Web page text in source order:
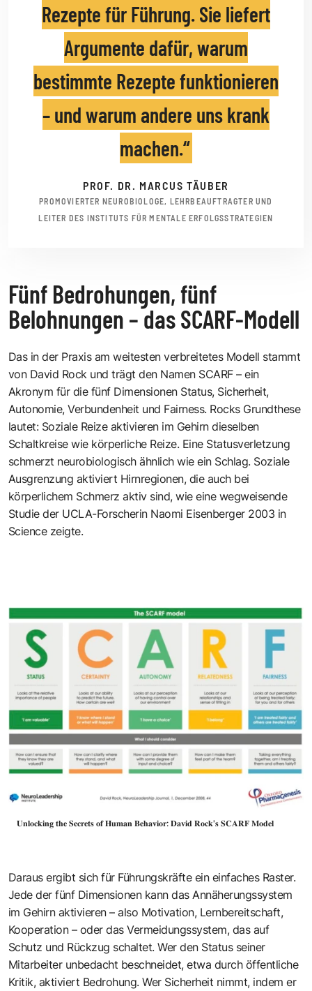
Rezepte für Führung. Sie liefert
Argumente dafür, warum
bestimmte Rezepte funktionieren
– und warum andere uns krank
machen.
PROF. DR. MARCUS TÄUBER
PROMOVIERTER NEUROBIOLOGE, LEHRBEAUFTRAGTER UND
LEITER DES INSTITUTS FÜR MENTALE ERFOLGSSTRATEGIEN
Fünf Bedrohungen, fünf
Belohnungen – das SCARF-Modell
Das in der Praxis am weitesten verbreitetes Modell stammt
von David Rock und trägt den Namen SCARF – ein
Akronym für die fünf Dimensionen Status, Sicherheit,
Autonomie, Verbundenheit und Fairness. Rocks Grundthese
lautet: Soziale Reize aktivieren im Gehirn dieselben
Schaltkreise wie körperliche Reize. Eine Statusverletzung
schmerzt neurobiologisch ähnlich wie ein Schlag. Soziale
Ausgrenzung aktiviert Hirnregionen, die auch bei
körperlichem Schmerz aktiv sind, wie eine wegweisende
Studie der UCLA-Forscherin Naomi Eisenberger 2003 in
Science zeigte.
𝐔𝐧𝐥𝐨𝐜𝐤𝐢𝐧𝐠 𝐭𝐡𝐞 𝐒𝐞𝐜𝐫𝐞𝐭𝐬 𝐨𝐟 𝐇𝐮𝐦𝐚𝐧 𝐁𝐞𝐡𝐚𝐯𝐢𝐨𝐫: 𝐃𝐚𝐯𝐢𝐝 𝐑𝐨𝐜𝐤'𝐬 𝐒𝐂𝐀𝐑𝐅 𝐌𝐨𝐝𝐞𝐥
Daraus ergibt sich für Führungskräfte ein einfaches Raster.
Jede der fünf Dimensionen kann das Annäherungssystem
im Gehirn aktivieren – also Motivation, Lernbereitschaft,
Kooperation – oder das Vermeidungssystem, das auf
Schutz und Rückzug schaltet. Wer den Status seiner
Mitarbeiter unbedacht beschneidet, etwa durch öffentliche
Kritik, aktiviert Bedrohung. Wer Sicherheit nimmt, indem er